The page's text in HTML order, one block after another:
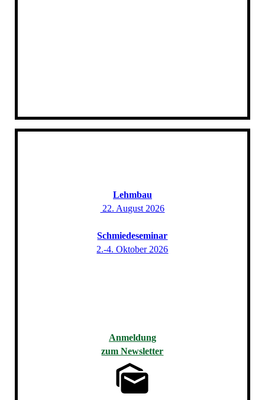
Lehmbau
22. August 2026
Schmiedeseminar
2.-4. Oktober 2026
Anmeldung
zum Newsletter